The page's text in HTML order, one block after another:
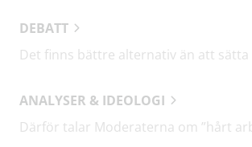
DEBATT
ANALYSER & IDEOLOGI